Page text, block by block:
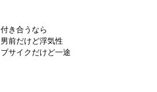
付き合うなら
男前だけど浮気性
ブサイクだけど一途